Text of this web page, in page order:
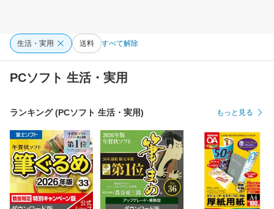
生活・実用 送料 すべて解除
PCソフト 生活・実用
ランキング (PCソフト 生活・実用) もっと見る